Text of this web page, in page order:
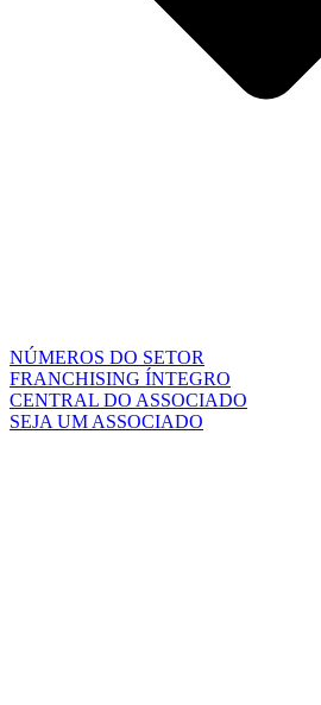
NÚMEROS DO SETOR
FRANCHISING ÍNTEGRO
CENTRAL DO ASSOCIADO
SEJA UM ASSOCIADO